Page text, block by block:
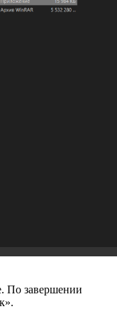
По завершении